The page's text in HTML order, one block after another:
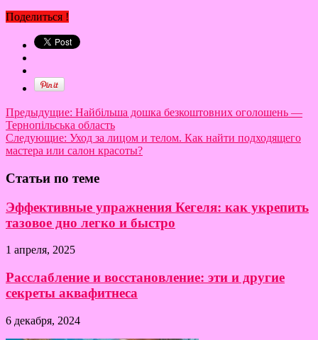
Поделиться !
Предыдущие: Найбільша дошка безкоштовних оголошень —
Тернопільська область
Следующие: Уход за лицом и телом. Как найти подходящего
мастера или салон красоты?
Статьи по теме
Эффективные упражнения Кегеля: как укрепить
тазовое дно легко и быстро
1 апреля, 2025
Расслабление и восстановление: эти и другие
секреты аквафитнеса
6 декабря, 2024